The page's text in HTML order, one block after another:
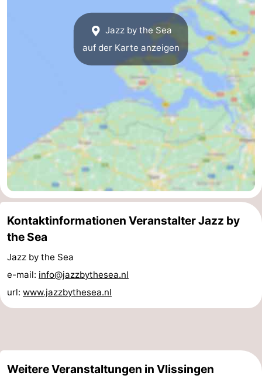
Walcherse
bos
Dishoek
-
Middelburg
Zeeuws-
Nieuwvliet
-
Sluis
-
Cadzand
-
Zwin
Jazz by the Sea
auf der Karte anzeigen
Kontaktinformationen Veranstalter Jazz by
the Sea
Jazz by the Sea
e-mail: info@jazzbythesea.nl
url: www.jazzbythesea.nl
Weitere Veranstaltungen in Vlissingen